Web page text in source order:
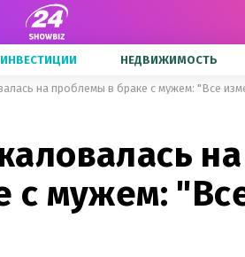
ИНВЕСТИЦИИ НЕДВИЖИМОСТЬ
на проблемы в браке с мужем: "Все
на
с мужем: